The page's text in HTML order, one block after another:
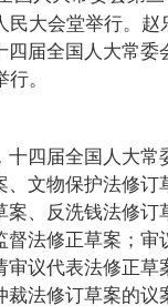
民大会堂举行。
届全国人大常委
。
十四届全国人大常
、文物保护法修订
案、反洗钱法修订
督法修正草案；
审议代表法修正
裁法修订草案的